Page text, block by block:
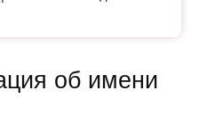
об имени